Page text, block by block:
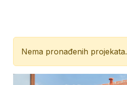
Nema pronađenih projekata.